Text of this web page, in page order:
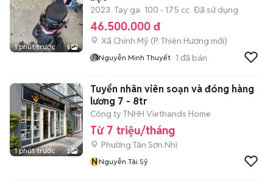
1 phút trước 5
2023 Tay ga 100 - 175 cc Đã sử dụng
46.500.000 đ
Xã Chính Mỹ (P. Thiên Hương mới)
Nguyễn Minh Thuyết 1 đã bán
1 phút trước 2
Tuyển nhân viên soạn và đóng hàng
lương 7 - 8tr
Công ty TNHH Viethands Home
Từ 7 triệu/tháng
Phường Tân Sơn Nhì
NNguyễn Tài Sỹ